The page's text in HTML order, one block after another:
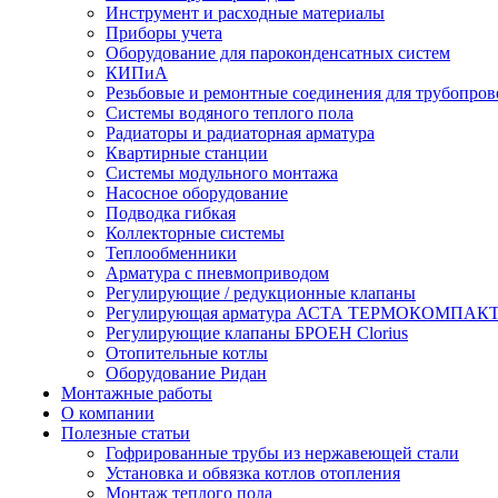
Инструмент и расходные материалы
Приборы учета
Оборудование для пароконденсатных систем
КИПиА
Резьбовые и ремонтные соединения для
Системы водяного теплого пола
Радиаторы и радиаторная арматура
Квартирные станции
Системы модульного монтажа
Насосное оборудование
Подводка гибкая
Коллекторные системы
Теплообменники
Арматура с пневмоприводом
Регулирующие / редукционные клапаны
Регулирующая арматура АСТА
Регулирующие клапаны БРОЕН Clorius
Отопительные котлы
Оборудование Ридан
Монтажные работы
О компании
Полезные статьи
Гофрированные трубы из нержавеющей стали
Установка и обвязка котлов отопления
Монтаж теплого пола